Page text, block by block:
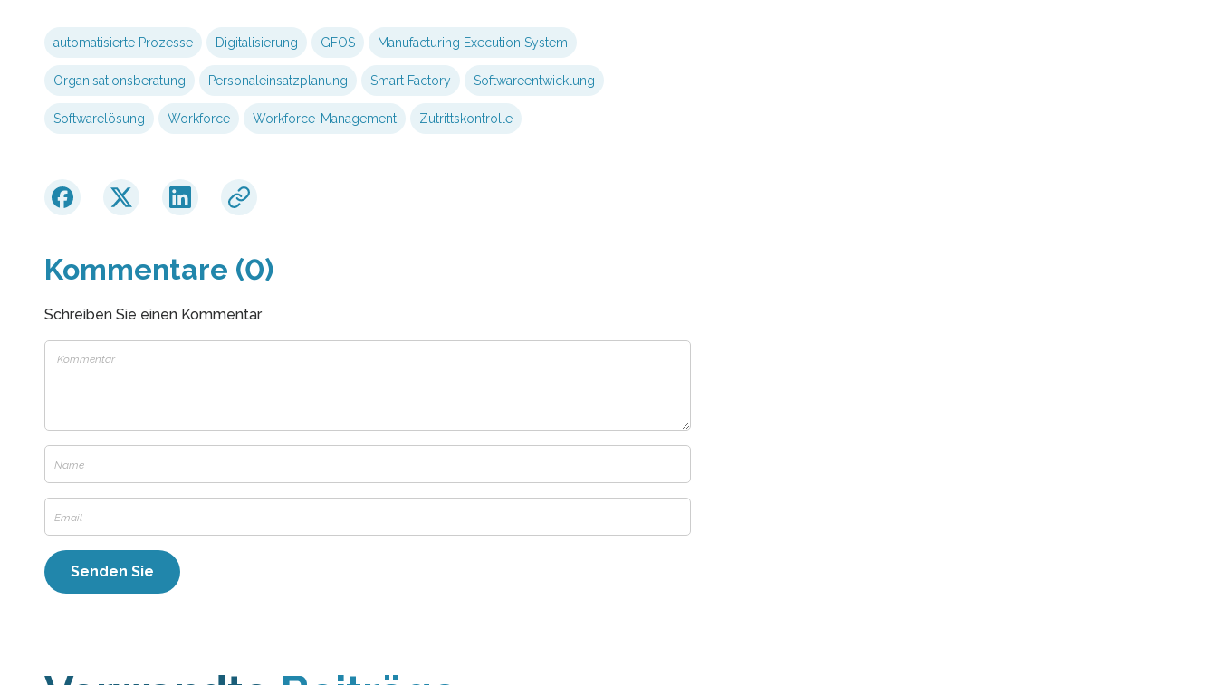
automatisierte Prozesse Digitalisierung GFOS Manufacturing Execution System
Organisationsberatung Personaleinsatzplanung Smart Factory Softwareentwicklung
Softwarelösung Workforce Workforce-Management Zutrittskontrolle
Kommentare (0)
Schreiben Sie einen Kommentar